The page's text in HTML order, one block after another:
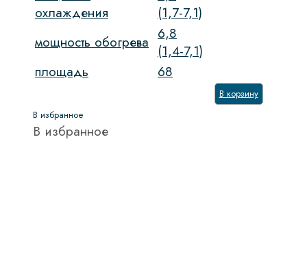
охлаждения
(1,7-7,1)
мощность обогрева 6,8
(1,4-7,1)
площадь
68
В корзину
В избранное
В избранное